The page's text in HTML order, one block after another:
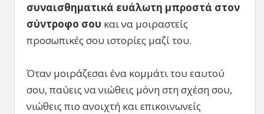
συναισθηματικά ευάλωτη μπροστά στον
σύντροφο σου και να μοιραστείς
προσωπικές σου ιστορίες μαζί του.
Όταν μοιράζεσαι ένα κομμάτι του εαυτού
σου, παύεις να νιώθεις μόνη στη σχέση σου,
νιώθεις πιο ανοιχτή και επικοινωνείς